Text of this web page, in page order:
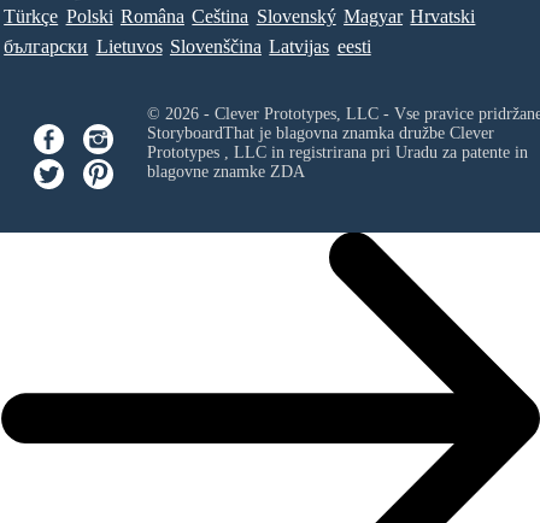
Türkçe Polski Româna Ceština Slovenský Magyar Hrvatski
български Lietuvos Slovenščina Latvijas eesti
© 2026 - Clever Prototypes, LLC - Vse pravice
StoryboardThat je blagovna znamka družbe Clever
Prototypes , LLCin registrirana pri Uradu za patente in
blagovne znamke ZDA